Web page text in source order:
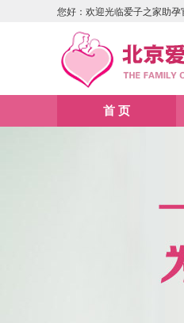
您好：欢迎光临爱子之家助孕
首 页